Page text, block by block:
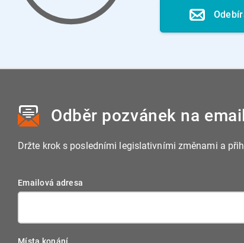
Odběr pozvánek na
Držte krok s posledními legislativními změnami a
Emailová adresa